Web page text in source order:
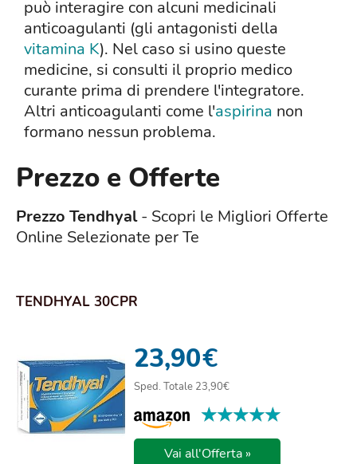
può interagire con alcuni medicinali
anticoagulanti (gli antagonisti della
vitamina K). Nel caso si usino queste
medicine, si consulti il proprio medico
curante prima di prendere l'integratore.
Altri anticoagulanti come l'aspirina non
formano nessun problema.
Prezzo e Offerte
Prezzo Tendhyal- Scopri le Migliori Offerte
Online Selezionate per Te
TENDHYAL 30CPR
23,90€
Sped. Totale 23,90€
★★★★★
★★★★★
Vai all'Offerta »